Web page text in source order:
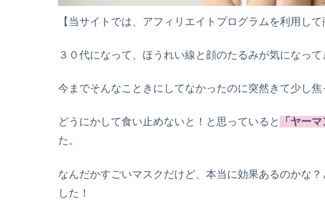
【当サイトでは、アフィリエイトプログラムを利用して
３０ 代になって 、 ほうれい線 と 顔のたるみが気になって
今までそんなこときにしてなかったのに突然きて少し焦
どうにかして食い止めないと！と思っていると 「ヤー
た。
なんだかすごいマスクだけど、本当に効果あるのかな
した！